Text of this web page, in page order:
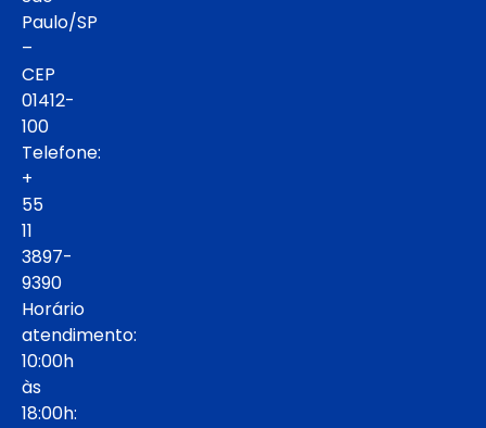
Paulo/SP
–
CEP
01412-
100
Telefone:
+
55
11
3897-
9390
Horário
atendimento:
10:00h
às
18:00h: